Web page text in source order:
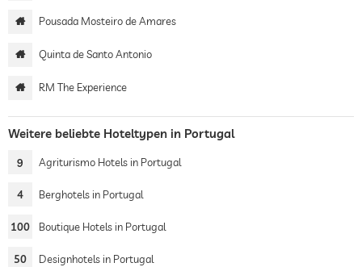
Pousada Mosteiro de Amares
Quinta de Santo Antonio
RM The Experience
Weitere beliebte Hoteltypen in Portugal
9 Agriturismo Hotels in Portugal
4 Berghotels in Portugal
100 Boutique Hotels in Portugal
50 Designhotels in Portugal